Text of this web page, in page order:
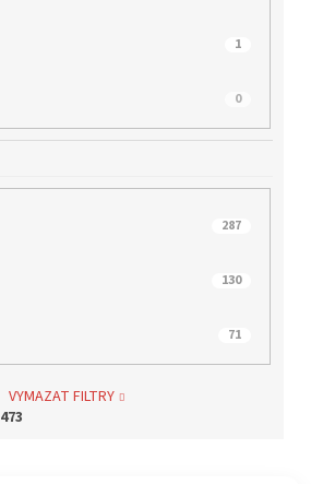
1
0
287
130
71
VYMAZAT FILTRY
473